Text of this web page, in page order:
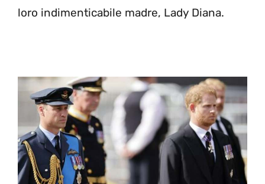
loro indimenticabile madre, Lady Diana.